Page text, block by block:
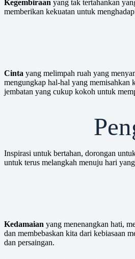
Kegembiraan yang tak tertahankan
memberikan kekuatan untuk
Cinta yang melimpah ruah yang
mengungkap hal-hal yang memisahkan
jembatan yang cukup kokoh untuk
Inspirasi untuk bertahan, dorongan
untuk terus melangkah menuju hari
Kedamaian yang menenangkan hati,
dan membebaskan kita dari kebiasaan
dan persaingan.